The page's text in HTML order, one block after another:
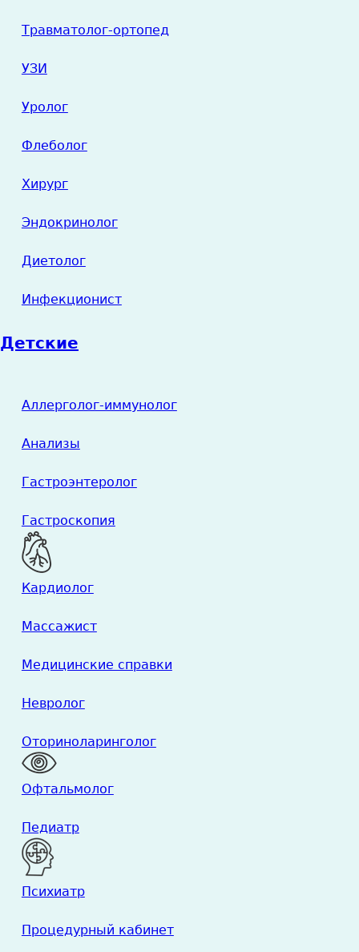
Травматолог-ортопед
УЗИ
Уролог
Флеболог
Хирург
Эндокринолог
Диетолог
Инфекционист
Детские
Аллерголог-иммунолог
Анализы
Гастроэнтеролог
Гастроскопия
Кардиолог
Массажист
Медицинские справки
Невролог
Оториноларинголог
Офтальмолог
Педиатр
Психиатр
Процедурный кабинет